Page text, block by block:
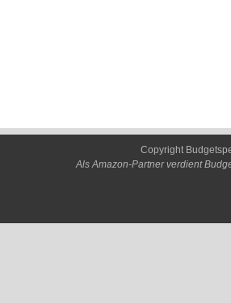
Copyright
Als Amazon-Partner verdient